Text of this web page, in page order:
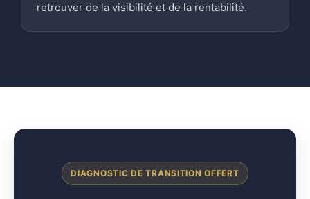
retrouver de la visibilité et de la rentabilité.
DIAGNOSTIC DE TRANSITION OFFERT